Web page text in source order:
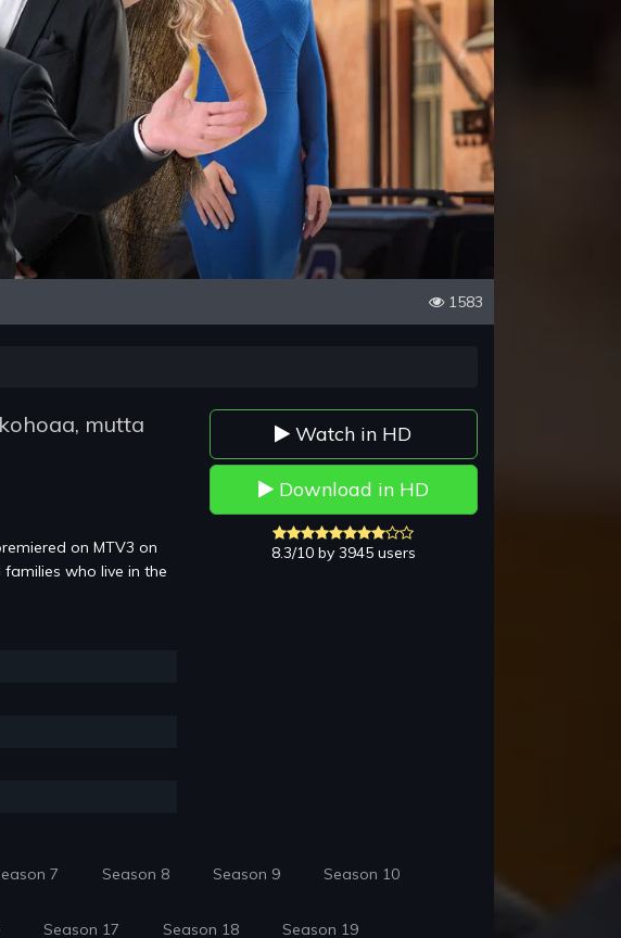
1583
mutta
on MTV3 on
who live in the
Watch in HD
Download in HD
8.3/10 by 3945 users
7 Season 8 Season 9 Season 10
Season 17 Season 18 Season 19